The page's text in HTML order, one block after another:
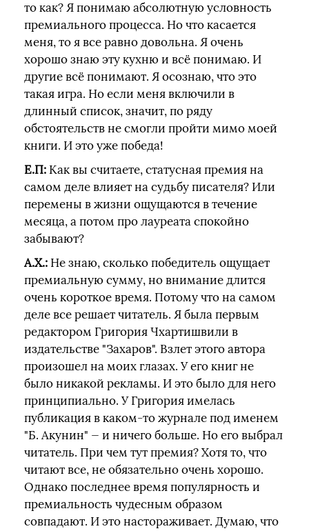
то как? Я понимаю абсолютную условность
премиального процесса. Но что касается
меня, то я все равно довольна. Я очень
хорошо знаю эту кухню и всё понимаю. И
другие всё понимают. Я осознаю, что это
такая игра. Но если меня включили в
длинный список, значит, по ряду
обстоятельств не смогли пройти мимо моей
книги. И это уже победа!
Е.П: Как вы считаете, статусная премия на
самом деле влияет на судьбу писателя? Или
перемены в жизни ощущаются в течение
месяца, а потом про лауреата спокойно
забывают?
А.Х.: Не знаю, сколько победитель ощущает
премиальную сумму, но внимание длится
очень короткое время. Потому что на самом
деле все решает читатель. Я была первым
редактором Григория Чхартишвили в
издательстве "Захаров". Взлет этого автора
произошел на моих глазах. У его книг не
было никакой рекламы. И это было для него
принципиально. У Григория имелась
публикация в каком-то журнале под именем
"Б. Акунин" — и ничего больше. Но его выбрал
читатель. При чем тут премия? Хотя то, что
читают все, не обязательно очень хорошо.
Однако последнее время популярность и
премиальность чудесным образом
совпадают. И это настораживает. Думаю, что